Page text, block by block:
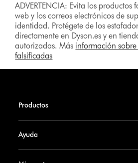
ADVERTENCIA: Evita los productos
web y los correos electrónicos de
identidad. Protégete de los
directamente en Dyson.es y en
autorizadas. Más información sobre
falsificadas
Productos
Ayuda